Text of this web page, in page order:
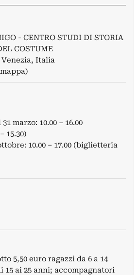
- CENTRO STUDI DI STORIA
COSTUME
Venezia, Italia
marzo: 10.00 – 16.00
15.30)
10.00 – 17.00 (biglietteria
5,50 euro ragazzi da 6 a 14
15 ai 25 anni; accompagnatori